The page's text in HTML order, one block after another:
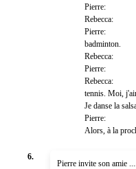
Pierre:
Rebecca:
Pierre:
badminton.
Rebecca:
Pierre:
Rebecca:
tennis. Moi,
Je danse la
Pierre:
Alors, à la
6.
Pierre invite son amie ......